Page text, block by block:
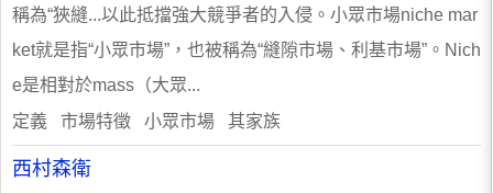
稱為“狹縫...以此抵擋強大競爭者的入侵。小眾市場niche mar
ket就是指“小眾市場”，也被稱為“縫隙市場、利基市場”。Nich
e是相對於mass（大眾...
定義 市場特徵 小眾市場 其家族
西村森衛